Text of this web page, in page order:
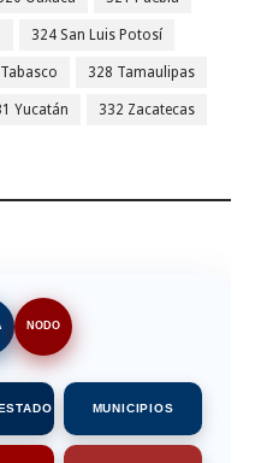
324 San Luis Potosí
328 Tamaulipas
Yucatán 332 Zacatecas
NODO
MUNICIPIOS